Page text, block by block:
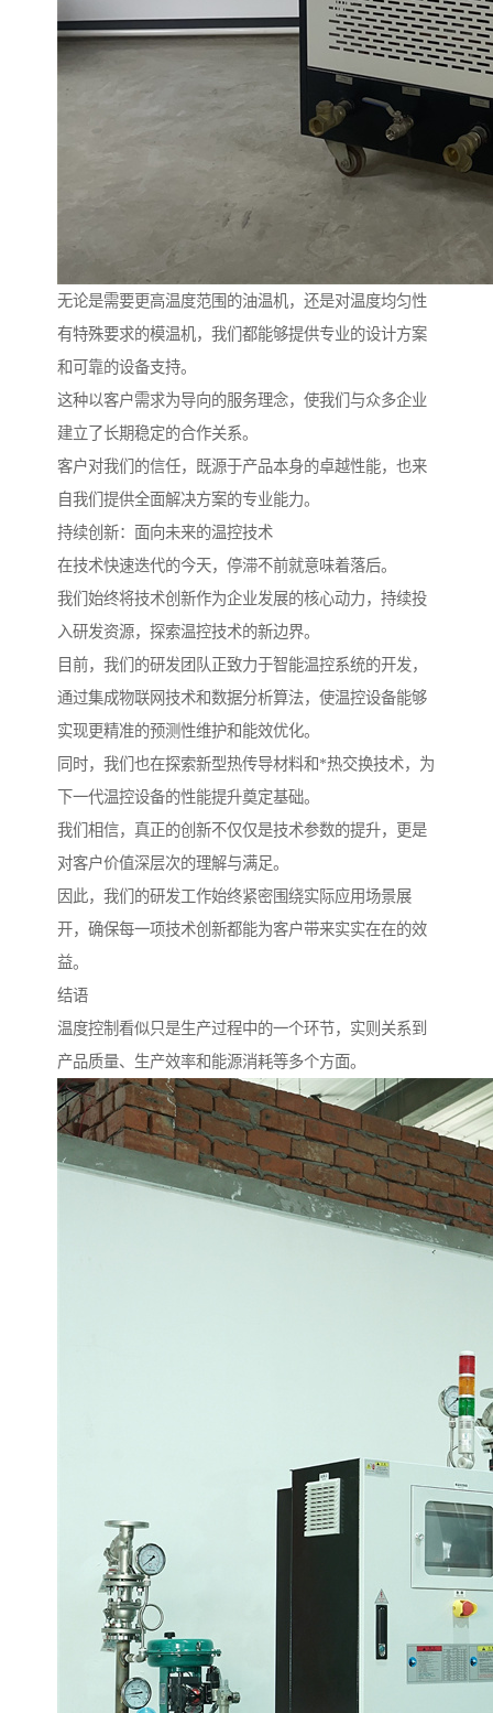
无论是需要更高温度范围的油温机，还是对温度均匀性
有特殊要求的模温机，我们都能够提供专业的设计方案
和可靠的设备支持。
这种以客户需求为导向的服务理念，使我们与众多企业
建立了长期稳定的合作关系。
客户对我们的信任，既源于产品本身的卓越性能，也来
自我们提供全面解决方案的专业能力。
持续创新：面向未来的温控技术
在技术快速迭代的今天，停滞不前就意味着落后。
我们始终将技术创新作为企业发展的核心动力，持续投
入研发资源，探索温控技术的新边界。
目前，我们的研发团队正致力于智能温控系统的开发，
通过集成物联网技术和数据分析算法，使温控设备能够
实现更精准的预测性维护和能效优化。
同时，我们也在探索新型热传导材料和*热交换技术，为
下一代温控设备的性能提升奠定基础。
我们相信，真正的创新不仅仅是技术参数的提升，更是
对客户价值深层次的理解与满足。
因此，我们的研发工作始终紧密围绕实际应用场景展
开，确保每一项技术创新都能为客户带来实实在在的效
益。
结语
温度控制看似只是生产过程中的一个环节，实则关系到
产品质量、生产效率和能源消耗等多个方面。